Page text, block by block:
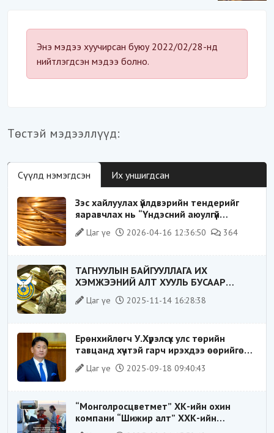
Энэ мэдээ хуучирсан буюу 2022/02/28-нд
нийтлэгдсэн мэдээ болно.
Төстэй мэдээллүүд:
Сүүлд нэмэгдсэн Их уншигдсан
Зэс хайлуулах үйлдвэрийн тендерийг
яаравчлах нь “Үндэсний аюулгүй
байдал“-д эрсдэлтэй юу?
Цаг үе 2026-04-16 12:36:50 364
ТАГНУУЛЫН БАЙГУУЛЛАГА ИХ
ХЭМЖЭЭНИЙ АЛТ ХУУЛЬ БУСААР
ХИЛЭЭР ГАРГАХ ГЭЖ БАЙСАН
ҮЙЛДЛИЙГ ТАСЛАН ЗОГСООЛОО
Цаг үе 2025-11-14 16:28:38
Ерөнхийлөгч У.Хүрэлсүх улс төрийн
тавцанд хүчтэй гарч ирэхдээ өөрийгөө
шударга ёсны төлөө тэмцэгч, “хуучин
тогтолцооны хонгилыг нураагч” гэсэн
Цаг үе 2025-09-18 09:40:43
“Монголросцветмет” ХК-ийн охин
компани “Шижир алт” ХХК-ийн
Гүйцэтгэх захирлаар ажиллаж байсан